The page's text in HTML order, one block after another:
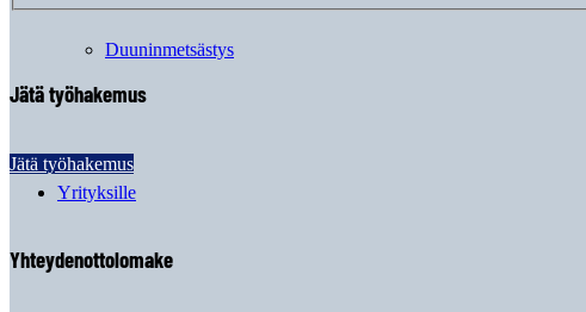
Duuninmetsästys
Yrityksille
Jätä työhakemus
Jätä työhakemus
Yhteydenottolomake